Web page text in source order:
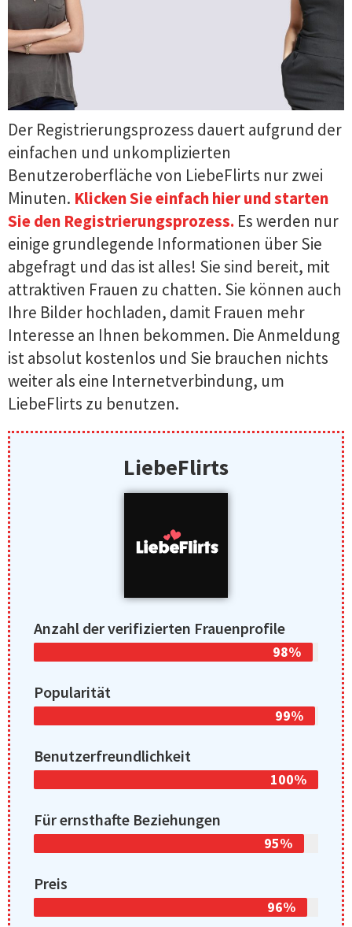
Der Registrierungsprozess dauert aufgrund der
einfachen und unkomplizierten
Benutzeroberfläche von LiebeFlirts nur zwei
Minuten. Klicken Sie einfach hier und starten
Sie den Registrierungsprozess. Es werden nur
einige grundlegende Informationen über Sie
abgefragt und das ist alles! Sie sind bereit, mit
attraktiven Frauen zu chatten. Sie können auch
Ihre Bilder hochladen, damit Frauen mehr
Interesse an Ihnen bekommen. Die Anmeldung
ist absolut kostenlos und Sie brauchen nichts
weiter als eine Internetverbindung, um
LiebeFlirts zu benutzen.
LiebeFlirts
Anzahl der verifizierten Frauenprofile
98%
Popularität
99%
Benutzerfreundlichkeit
100%
Für ernsthafte Beziehungen
95%
Preis
96%